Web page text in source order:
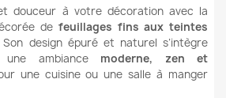
douceur à votre décoration avec la
de feuillages fins aux teintes
design épuré et naturel s’intègre
une ambiance moderne, zen et
une cuisine ou une salle à manger